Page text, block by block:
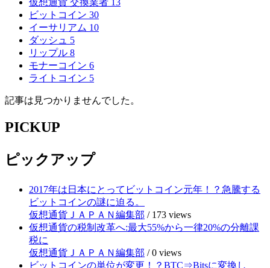
ビットコイン 30
イーサリアム 10
ダッシュ 5
リップル 8
モナーコイン 6
ライトコイン 5
記事は見つかりませんでした。
PICKUP
ピックアップ
2017年は日本にとってビットコイン元年！？急騰する
ビットコインの謎に迫る。
仮想通貨ＪＡＰＡＮ編集部 / 173 views
仮想通貨の税制改革へ:最大55%から一律20%の分離課
税に
仮想通貨ＪＡＰＡＮ編集部 /0 views
ビットコインの単位が変更！？BTC⇒Bitsに変換し